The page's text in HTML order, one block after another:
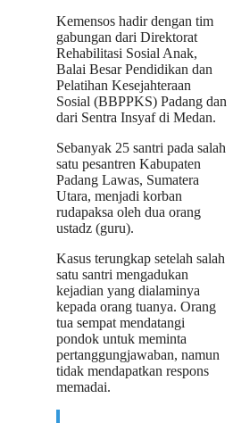
Kemensos hadir dengan tim
gabungan dari Direktorat
Rehabilitasi Sosial Anak,
Balai Besar Pendidikan dan
Pelatihan Kesejahteraan
Sosial (BBPPKS) Padang dan
dari Sentra Insyaf di Medan.
Sebanyak 25 santri pada salah
satu pesantren Kabupaten
Padang Lawas, Sumatera
Utara, menjadi korban
rudapaksa oleh dua orang
ustadz (guru).
Kasus terungkap setelah salah
satu santri mengadukan
kejadian yang dialaminya
kepada orang tuanya. Orang
tua sempat mendatangi
pondok untuk meminta
pertanggungjawaban, namun
tidak mendapatkan respons
memadai.